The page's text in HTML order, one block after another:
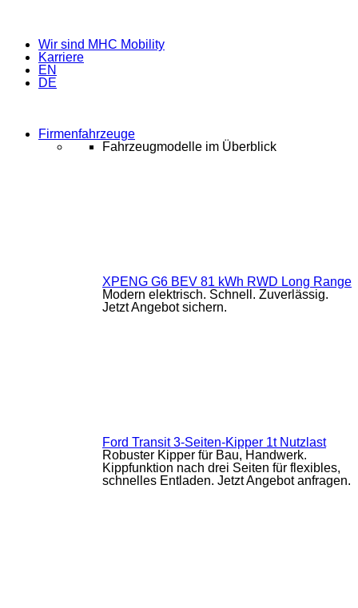
Wir sind MHC Mobility
Karriere
EN
DE
Firmenfahrzeuge
Fahrzeugmodelle im Überblick
XPENG G6 BEV 81 kWh RWD Long Range
Modern elektrisch. Schnell. Zuverlässig.
Jetzt Angebot sichern.
Ford Transit 3-Seiten-Kipper 1t Nutzlast
Robuster Kipper für Bau, Handwerk.
Kippfunktion nach drei Seiten für flexibles,
schnelles Entladen. Jetzt Angebot anfragen.